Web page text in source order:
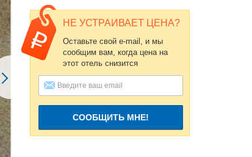
НЕ УСТРАИВАЕТ ЦЕНА?
Оставьте свой e-mail, и мы
сообщим вам, когда цена на
этот отель снизится
СООБЩИТЬ МНЕ!